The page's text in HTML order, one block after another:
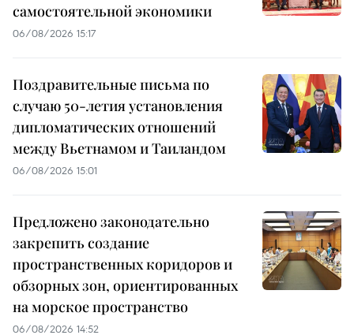
самостоятельной экономики
06/08/2026 15:17
Поздравительные письма по
случаю 50-летия установления
дипломатических отношений
между Вьетнамом и Таиландом
06/08/2026 15:01
Предложено законодательно
закрепить создание
пространственных коридоров и
обзорных зон, ориентированных
на морское пространство
06/08/2026 14:52